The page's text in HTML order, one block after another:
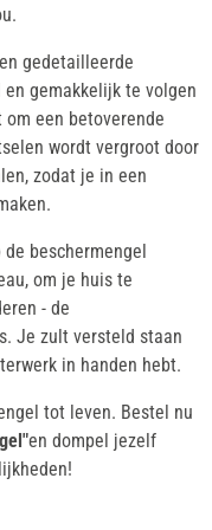
gedetailleerde
gemakkelijk te volgen
een betoverende
wordt vergroot door
zodat je in een
beschermengel
om je huis te
- de
Je zult versteld staan
in handen hebt.
tot leven. Bestel nu
en dompel jezelf